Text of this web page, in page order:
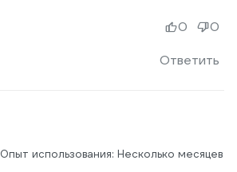
Ответить
0 0
Опыт использования: Несколько месяцев